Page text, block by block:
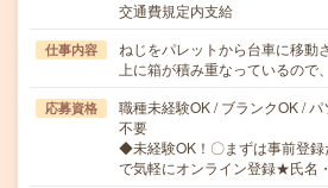
交通費規定内支給
仕事内容
ねじをパレットから台車に移動
上に箱が積み重なっているの
応募資格
職種未経験OK / ブランクOK /
不要
◆未経験OK！〇まずは事前登
で気軽にオンライン登録★氏名